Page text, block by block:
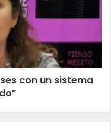
con un sistema